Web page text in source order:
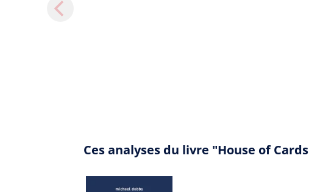
Ces analyses du livre "House of